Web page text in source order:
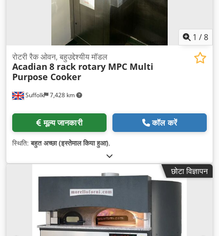
1 /8
Suffolk 7,428 km
रोटरी रैक ओवन, बहुउद्देश्यीय मॉडल
Acadian 8 rack rotary MPC Multi
Purpose Cooker
मूल्य जानकारी कॉल करें
स्थिति:बहुत अच्छा (इस्तेमाल किया हुआ),
छोटा विज्ञापन